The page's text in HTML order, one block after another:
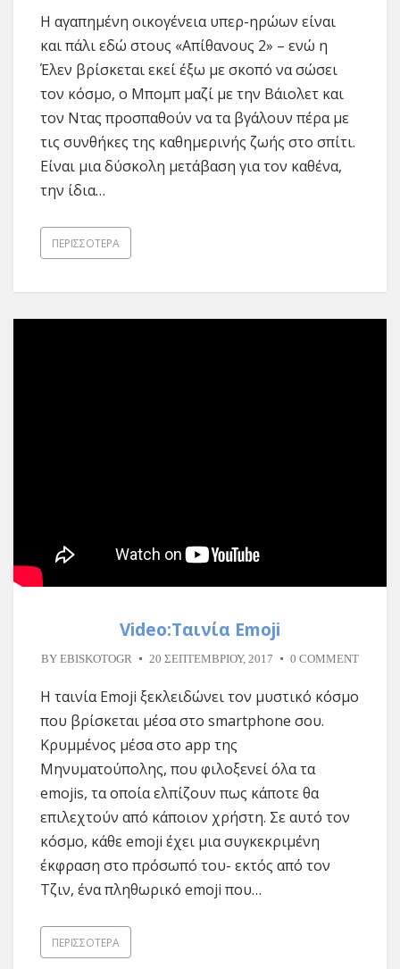
Η αγαπημένη οικογένεια υπερ-ηρώων είναι
και πάλι εδώ στους «Απίθανους 2» – ενώ η
Έλεν βρίσκεται εκεί έξω με σκοπό να σώσει
τον κόσμο, ο Μπομπ μαζί με την Βάιολετ και
τον Ντας προσπαθούν να τα βγάλουν πέρα με
τις συνθήκες της καθημερινής ζωής στο σπίτι.
Είναι μια δύσκολη μετάβαση για τον καθένα,
την ίδια…
ΠΕΡΙΣΣΌΤΕΡΑ
Video:Ταινία Emoji
BY EBISKOTOGR 20 ΣΕΠΤΕΜΒΡΊΟΥ, 2017 0 COMMENT
Η ταινία Emoji ξεκλειδώνει τον μυστικό κόσμο
που βρίσκεται μέσα στο smartphone σου.
Κρυμμένος μέσα στο app της
Μηνυματούπολης, που φιλοξενεί όλα τα
emojis, τα οποία ελπίζουν πως κάποτε θα
επιλεχτούν από κάποιον χρήστη. Σε αυτό τον
κόσμο, κάθε emoji έχει μια συγκεκριμένη
έκφραση στο πρόσωπό του- εκτός από τον
Τζιν, ένα πληθωρικό emoji που…
ΠΕΡΙΣΣΌΤΕΡΑ